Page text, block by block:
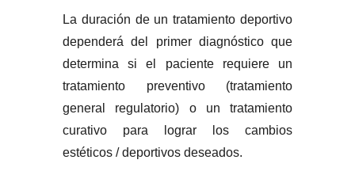
La duración de un tratamiento deportivo
dependerá del primer diagnóstico que
determina si el paciente requiere un
tratamiento preventivo (tratamiento
general regulatorio) o un tratamiento
curativo para lograr los cambios
estéticos / deportivos deseados.